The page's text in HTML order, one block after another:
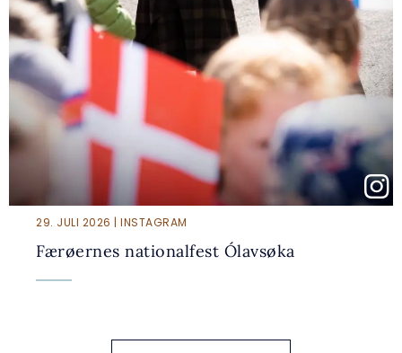
29. JULI 2026 | INSTAGRAM
Færøernes nationalfest Ólavsøka